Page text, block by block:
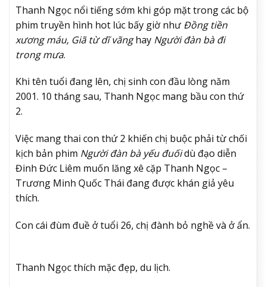
Thanh Ngọc nổi tiếng sớm khi góp mặt trong các bộ
phim truyền hình hot lúc bấy giờ như Đồng tiền
xương máu, Giã từ dĩ vãnghay Người đàn bà đi
trong mưa.
Khi tên tuổi đang lên, chị sinh con đầu lòng năm
2001. 10 tháng sau, Thanh Ngọc mang bầu con thứ
2.
Việc mang thai con thứ 2 khiến chị buộc phải từ chối
kịch bản phim Người đàn bà yếu đuốidù đạo diễn
Đinh Đức Liêm muốn lăng xê cặp Thanh Ngọc –
Trương Minh Quốc Thái đang được khán giả yêu
thích.
Con cái đùm đuề ở tuổi 26, chị đành bỏ nghề và ở ẩn.
Thanh Ngọc thích mặc đẹp, du lịch.